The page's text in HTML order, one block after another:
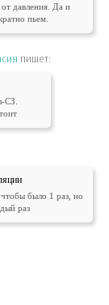
давления. Да и
пьем.
пишет:
СЗ.
было 1 раз, но
раз